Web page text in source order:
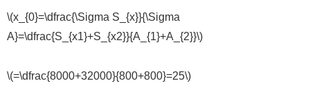
\(x_{0}=\dfrac{\Sigma S_{x}}{\Sigma
A}=\dfrac{S_{x1}+S_{x2}}{A_{1}+A_{2}}\)
\(=\dfrac{8000+32000}{800+800}=25\)